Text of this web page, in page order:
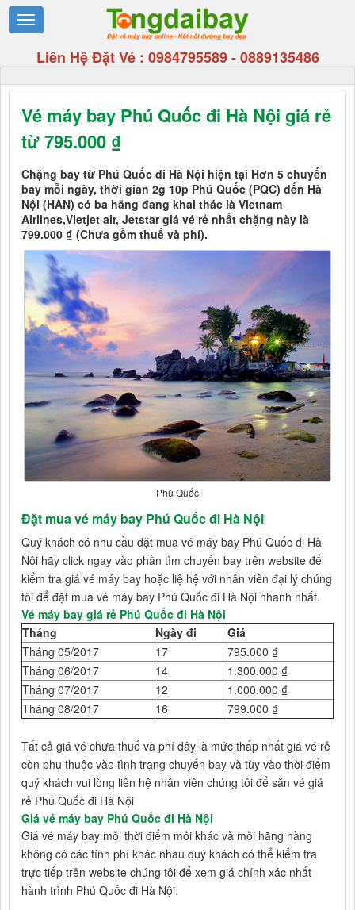
Liên Hệ Đặt Vé : 0984795589-0889135486
Vé máy bay Phú Quốc đi Hà Nội giá rẻ
từ 795.000 ₫
Chặng bay từ Phú Quốc đi Hà Nội hiện tại Hơn 5 chuyến
bay mỗi ngày, thời gian 2g 10p Phú Quốc (PQC) đến Hà
Nội (HAN) có ba hãng đang khai thác là Vietnam
Airlines,Vietjet air, Jetstar giá vé rẻ nhất chặng này là
799.000 ₫ (Chưa gồm thuế và phí).
Phú Quốc
Đặt mua vé máy bay Phú Quốc đi Hà Nội
Quý khách có nhu cầu đặt mua vé máy bay Phú Quốc đi Hà
Nội hãy click ngay vào phần tìm chuyến bay trên website để
kiểm tra giá vé máy bay hoặc liệ hệ với nhân viên đại lý chúng
tôi để đặt mua vé máy bay Phú Quốc đi Hà Nội nhanh nhất.
Vé máy bay giá rẻ Phú Quốc đi Hà Nội
Tháng
Ngày đi
Giá
Tháng 05/2017
17
795.000 ₫
Tháng 06/2017
14
1.300.000 ₫
Tháng 07/2017
12
1.000.000 ₫
Tháng 08/2017
16 799.000 ₫
Tất cả giá vé chưa thuế và phí đây là mức thấp nhất giá vé rẻ
còn phụ thuộc vào tình trạng chuyến bay và tùy vào thời điểm
quý khách vui lòng liên hệ nhân viên chúng tôi để săn vé giá
rẻ Phú Quốc đi Hà Nội
Giá vé máy bay Phú Quốc đi Hà Nội
Giá vé máy bay mỗi thời điểm mỗi khác và mỗi hãng hàng
không có các tính phí khác nhau quý khách có thể kiểm tra
trực tiếp trên website chúng tôi để xem giá chính xác nhất
hành trình Phú Quốc đi Hà Nội.